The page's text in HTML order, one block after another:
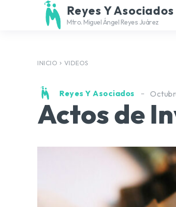
Reyes Y Asociados
Mtro. Miguel Ángel Reyes Juárez
INICIO VIDEOS
Reyes Y Asociados
Actos de